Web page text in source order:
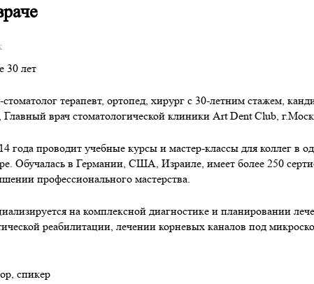
30 лет
терапевт, ортопед, хирург с 30-летним стажем,
Главный врач стоматологической клиники Art Dent Club,
года проводит учебные курсы и мастер-классы для коллег в
Обучалась в Германии, США, Израиле, имеет более 250
профессионального мастерства.
на комплексной диагностике и планировании
реабилитации, лечении корневых каналов под
спикер